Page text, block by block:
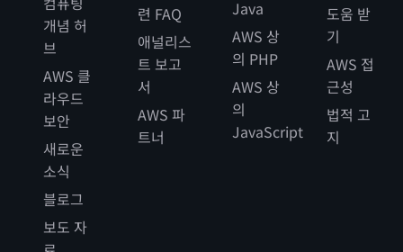
개념 허
브
AWS 클
라우드
보안
새로운
소식
블로그
보도 자
련 FAQ
애널리스
트 보고
서
AWS 파
트너
Java
AWS 상
의 PHP
AWS 상
의
JavaScript
도움 받
기
AWS 접
근성
법적 고
지